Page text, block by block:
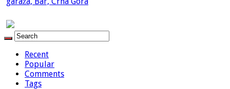
Recent
Popular
Comments
Tags